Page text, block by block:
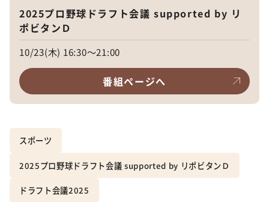
2025プロ野球ドラフト会議 supported by リ
ポビタンＤ
10/23(木) 16:30～21:00
番組ページへ
スポーツ
2025プロ野球ドラフト会議 supported by リポビタンＤ
ドラフト会議2025